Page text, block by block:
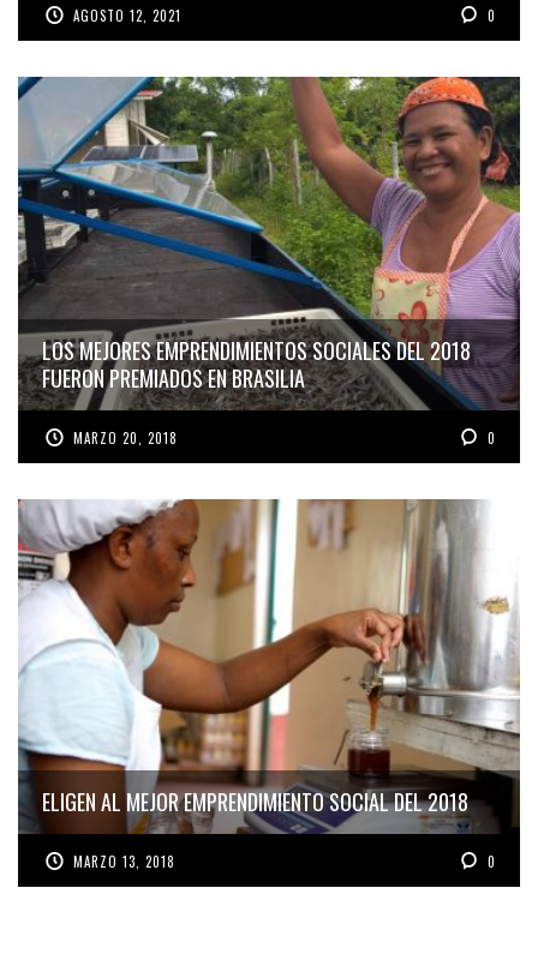
AGOSTO 12, 2021 0
LOS MEJORES EMPRENDIMIENTOS SOCIALES DEL 2018
FUERON PREMIADOS EN BRASILIA
MARZO 20, 2018 0
ELIGEN AL MEJOR EMPRENDIMIENTO SOCIAL DEL 2018
MARZO 13, 2018 0